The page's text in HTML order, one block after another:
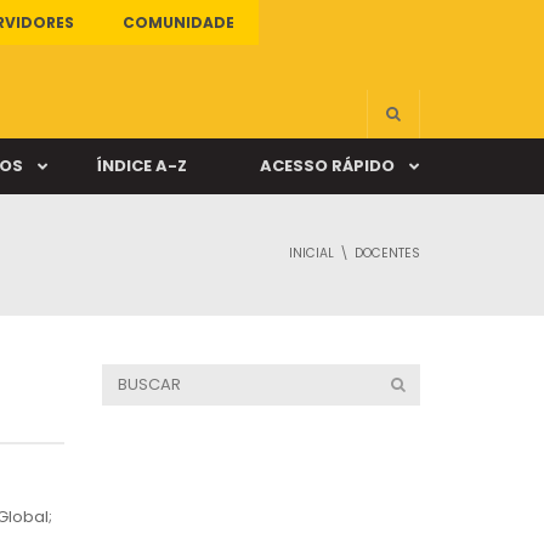
COMUNIDADE
ÍNDICE A-Z ACESSO RÁPIDO
INICIAL DOCENTES